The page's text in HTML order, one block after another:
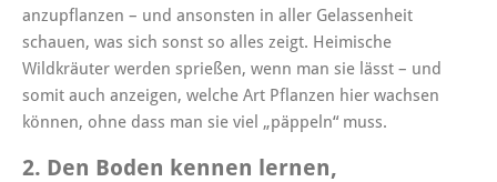
anzupflanzen – und ansonsten in aller Gelassenheit
schauen, was sich sonst so alles zeigt. Heimische
Wildkräuter werden sprießen, wenn man sie lässt – und
somit auch anzeigen, welche Art Pflanzen hier wachsen
können, ohne dass man sie viel „päppeln“ muss.
2. Den Boden kennen lernen,